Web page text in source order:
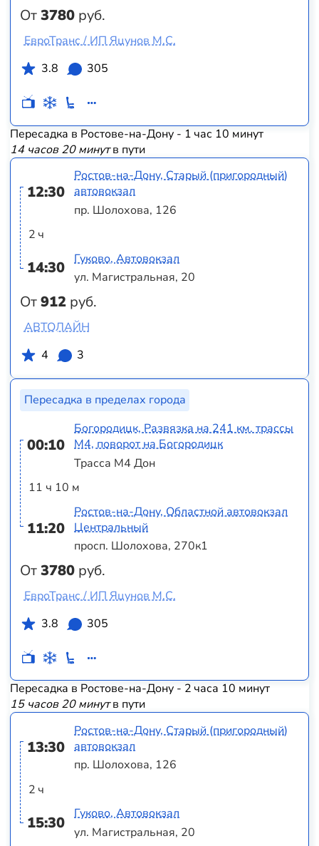
От3780 руб.
ЕвроТранс / ИП Яцунов М.С.
3.8
305
Пересадка в Ростове-на-Дону - 1 час 10 минут
14 часов 20 минутв пути
12:30
2 ч
14:30
От912 руб.
Ростов-на-Дону, Старый (пригородный)
автовокзал
пр. Шолохова, 126
Гуково, Автовокзал
ул. Магистральная, 20
АВТОЛАЙН
4
3
Пересадка в пределах города
00:10
11 ч 10 м
11:20
От3780 руб.
Богородицк, Развязка на 241 км. трассы
М4, поворот на Богородицк
Трасса М4 Дон
Ростов-на-Дону, Областной автовокзал
Центральный
просп. Шолохова, 270к1
ЕвроТранс / ИП Яцунов М.С.
3.8
305
Пересадка в Ростове-на-Дону - 2 часа 10 минут
15 часов 20 минутв пути
13:30
2 ч
15:30
Ростов-на-Дону, Старый (пригородный)
автовокзал
пр. Шолохова, 126
Гуково, Автовокзал
ул. Магистральная, 20